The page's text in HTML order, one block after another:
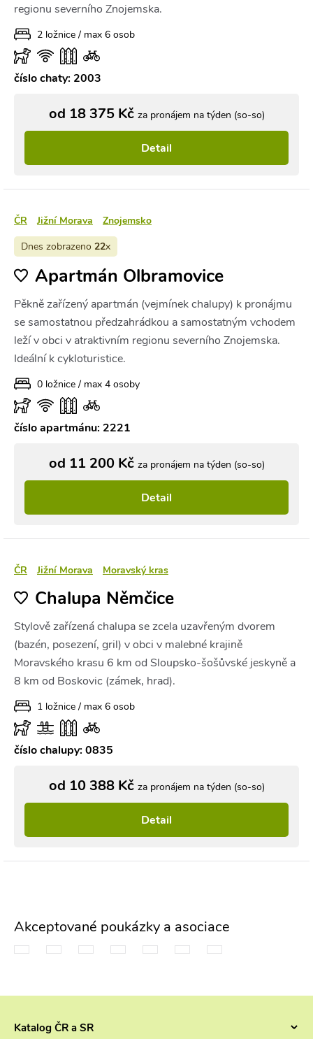
regionu severního Znojemska.
2 ložnice / max 6 osob
číslo chaty: 2003
od 18 375 Kč za pronájem na týden (so-so)
Detail
ČR Jižní Morava Znojemsko
Dnes zobrazeno 22x
Apartmán Olbramovice
Pěkně zařízený apartmán (vejmínek chalupy) k pronájmu
se samostatnou předzahrádkou a samostatným vchodem
leží v obci v atraktivním regionu severního Znojemska.
Ideální k cykloturistice.
0 ložnice / max 4 osoby
číslo apartmánu: 2221
od 11 200 Kč za pronájem na týden (so-so)
Detail
ČR Jižní Morava Moravský kras
Chalupa Němčice
Stylově zařízená chalupa se zcela uzavřeným dvorem
(bazén, posezení, gril) v obci v malebné krajině
Moravského krasu 6 km od Sloupsko-šošůvské jeskyně a
8 km od Boskovic (zámek, hrad).
1 ložnice / max 6 osob
číslo chalupy: 0835
od 10 388 Kč za pronájem na týden (so-so)
Detail
Akceptované poukázky a asociace